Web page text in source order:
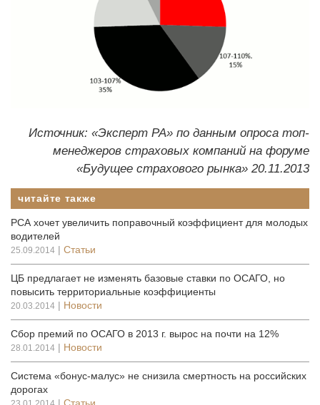
Источник: «Эксперт РА» по данным опроса топ-
менеджеров страховых компаний на форуме
«Будущее страхового рынка» 20.11.2013
читайте также
РСА хочет увеличить поправочный коэффициент для молодых
водителей
25.09.2014 | Статьи
ЦБ предлагает не изменять базовые ставки по ОСАГО, но
повысить территориальные коэффициенты
20.03.2014 | Новости
Сбор премий по ОСАГО в 2013 г. вырос на почти на 12%
28.01.2014 | Новости
Система «бонус-малус» не снизила смертность на российских
дорогах
| Статьи